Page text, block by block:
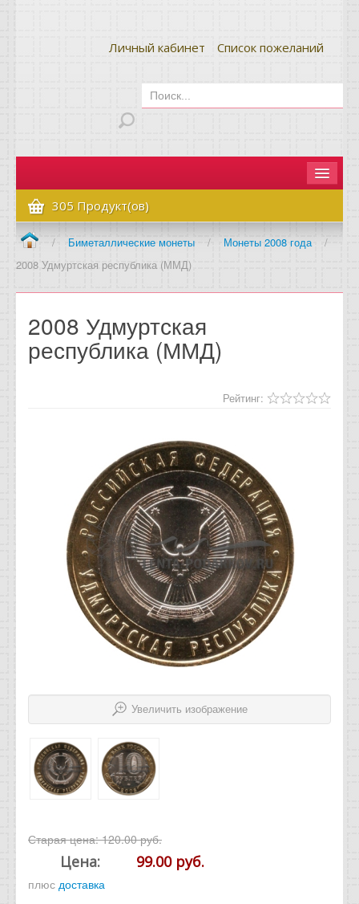
Личный кабинет Список пожеланий
Главная
Как сделать заказ
Оплата и доставка
Вопрос-ответ
Отзывы
305 Продукт(ов)
/ Биметаллические монеты / Монеты 2008 года
/
2008 Удмуртская республика (ММД)
2008 Удмуртская
республика (ММД)
Рейтинг:
Увеличить изображение
Старая цена:120.00 руб.
Цена: 99.00 руб.
плюс доставка